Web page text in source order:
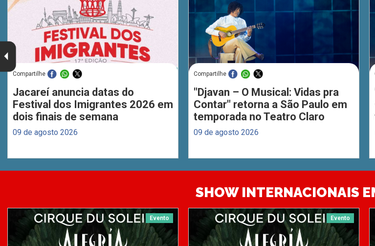
Compartilhe
Jacareí anuncia datas do
Festival dos Imigrantes 2026 em
dois finais de semana
09 de agosto 2026
Compartilhe
"Djavan – O Musical: Vidas pra
Contar" retorna a São Paulo em
temporada no Teatro Claro
09 de agosto 2026
SHOW INTERNACIONAIS
Evento Evento